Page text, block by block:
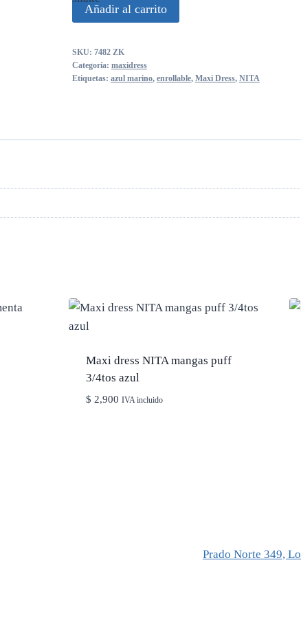
Maxi
dress
enrollable
azul
Añadir al carrito
SKU: 7482 ZK
Categoría: maxidress
Etiquetas: azul marino, enrollable, Maxi Dress, NITA
Maxi dress NITA mangas puff
3/4tos azul
$ 2,900 IVA incluido
Prado Norte 349,